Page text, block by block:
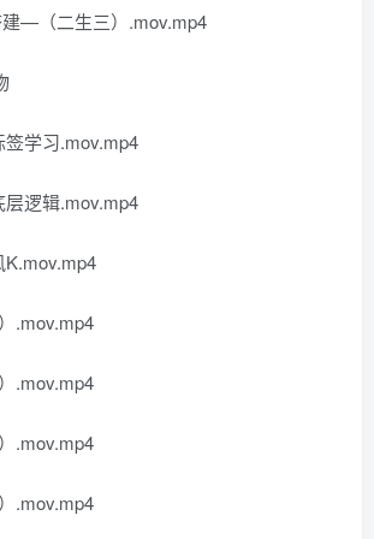
—（二生三）.mov.mp4
学习.mov.mp4
逻辑.mov.mp4
.mov.mp4
.mov.mp4
.mov.mp4
.mov.mp4